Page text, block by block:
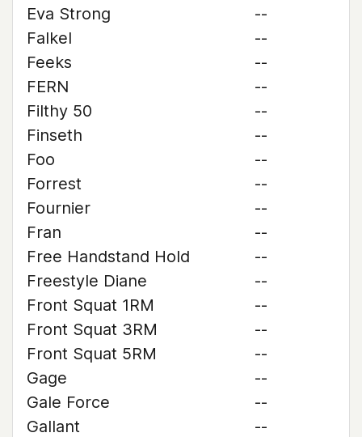
Eva Strong
--
Falkel
--
Feeks
--
FERN
--
Filthy 50
--
Finseth
--
Foo
--
Forrest
--
Fournier
--
Fran
--
Free Handstand Hold
--
Freestyle Diane
--
Front Squat 1RM
--
Front Squat 3RM
--
Front Squat 5RM
--
Gage
--
Gale Force
--
Gallant
--